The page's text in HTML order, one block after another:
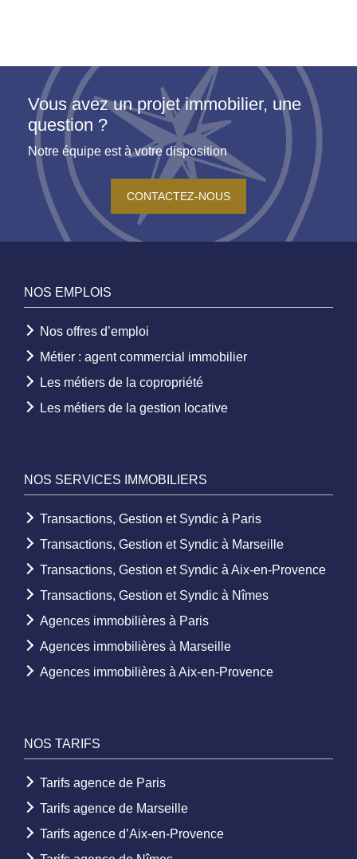
Vous avez un projet immobilier, une
question ?
Notre équipe est à votre disposition
CONTACTEZ-NOUS
NOS EMPLOIS
Nos offres d’emploi
Métier : agent commercial immobilier
Les métiers de la copropriété
Les métiers de la gestion locative
NOS SERVICES IMMOBILIERS
Transactions, Gestion et Syndic à Paris
Transactions, Gestion et Syndic à Marseille
Transactions, Gestion et Syndic à Aix-en-Provence
Transactions, Gestion et Syndic à Nîmes
Agences immobilières à Paris
Agences immobilières à Marseille
Agences immobilières à Aix-en-Provence
NOS TARIFS
Tarifs agence de Paris
Tarifs agence de Marseille
Tarifs agence d’Aix-en-Provence